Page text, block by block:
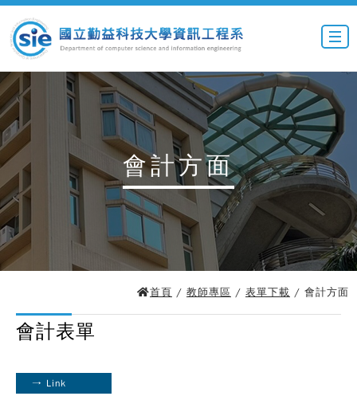
會計方面
首頁 / 教師專區 / 表單下載 / 會計方面
會計表單
→ Link